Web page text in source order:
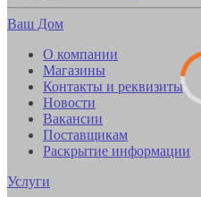
Ваш Дом
О компании
Магазины
Контакты и реквизиты
Новости
Вакансии
Поставщикам
Раскрытие информации
Услуги